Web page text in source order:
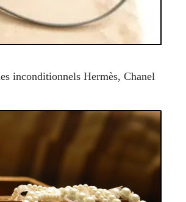
inconditionnels Hermès, Chanel